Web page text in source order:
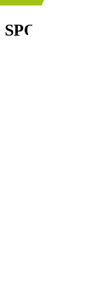
1.6
zum
den offiziellen
über den
und den
und
GmbH
ist.